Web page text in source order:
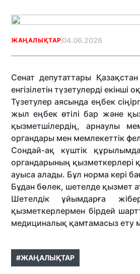
ЖАҢАЛЫҚТАР 04.06.2026
Сенат депутаттары
енгізілетін түзетулерді
Түзетулер аясында еңбек
жыл еңбек өтілі бар және
қызметшілердің, арнаулы
органдары мен мемлекеттік
Сондай-ақ күштік
органдарының қызметкерлері
ауыса алады. Бұл норма кері
Бұдан бөлек, шетелде қызмет
Шетелдік ұйымдарға
қызметкерлермен бірдей
медициналық қамтамасыз ету
#ЖАҢАЛЫҚТАР